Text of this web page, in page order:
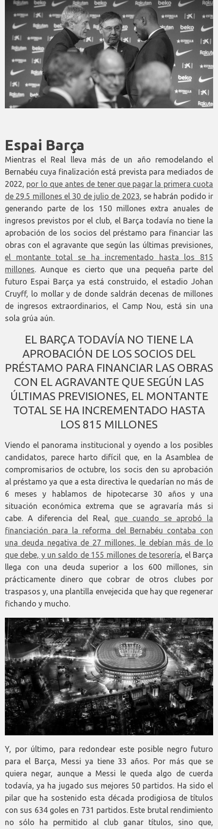
Espai Barça
Mientras el Real lleva más de un año remodelando el
Bernabéu cuya finalización está prevista para mediados de
2022, por lo que antes de tener que pagar la primera cuota
de 29.5 millones el 30 de julio de 2023, se habrán podido ir
generando parte de los 150 millones extra anuales de
ingresos previstos por el club, el Barça todavía no tiene la
aprobación de los socios del préstamo para financiar las
obras con el agravante que según las últimas previsiones,
el montante total se ha incrementado hasta los 815
millones. Aunque es cierto que una pequeña parte del
futuro Espai Barça ya está construido, el estadio Johan
Cruyff, lo mollar y de donde saldrán decenas de millones
de ingresos extraordinarios, el Camp Nou, está sin una
sola grúa aún.
EL BARÇA TODAVÍA NO TIENE LA
APROBACIÓN DE LOS SOCIOS DEL
PRÉSTAMO PARA FINANCIAR LAS OBRAS
CON EL AGRAVANTE QUE SEGÚN LAS
ÚLTIMAS PREVISIONES, EL MONTANTE
TOTAL SE HA INCREMENTADO HASTA
LOS 815 MILLONES
Viendo el panorama institucional y oyendo a los posibles
candidatos, parece harto difícil que, en la Asamblea de
compromisarios de octubre, los socis den su aprobación
al préstamo ya que a esta directiva le quedarían no más de
6 meses y hablamos de hipotecarse 30 años y una
situación económica extrema que se agravaría más si
cabe. A diferencia del Real, que cuando se aprobó la
financiación para la reforma del Bernabéu contaba con
una deuda negativa de 27 millones, le debían más de lo
que debe, y un saldo de 155 millones de tesorería, el Barça
llega con una deuda superior a los 600 millones, sin
prácticamente dinero que cobrar de otros clubes por
traspasos y, una plantilla envejecida que hay que regenerar
fichando y mucho.
Y, por último, para redondear este posible negro futuro
para el Barça, Messi ya tiene 33 años. Por más que se
quiera negar, aunque a Messi le queda algo de cuerda
todavía, ya ha jugado sus mejores 50 partidos. Ha sido el
pilar que ha sostenido esta década prodigiosa de títulos
con sus 634 goles en 731 partidos. Este brutal rendimiento
no sólo ha permitido al club ganar títulos, sino que,